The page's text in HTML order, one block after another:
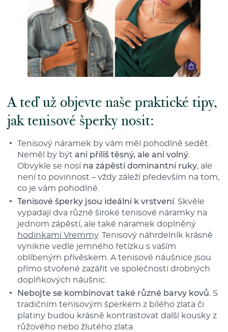
A teď už objevte naše praktické tipy,
jak tenisové šperky nosit:
Tenisový náramek by vám měl pohodlně sedět.
Neměl by být ani příliš těsný, ale ani volný
Obvykle se nosí na zápěstí dominantní ruky, ale
není to povinnost – vždy záleží především na tom,
co je vám pohodlné.
Tenisové šperky jsou ideální k vrstvení . Skvěle
vypadají dva různě široké tenisové náramky na
jednom zápěstí, ale také náramek doplněný
hodinkami Vremmy. Tenisový náhrdelník krásně
vynikne vedle jemného řetízku s vaším
oblíbeným přívěskem. A tenisové náušnice jsou
přímo stvořené zazářit ve společnosti drobných
doplňkových náušnic.
Nebojte se kombinovat také různé barvy kovů . S
tradičním tenisovým šperkem z bílého zlata či
platiny budou krásně kontrastovat další kousky z
růžového nebo žlutého zlata.